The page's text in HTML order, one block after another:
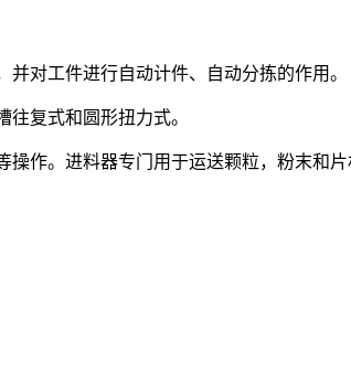
对工件进行自动计件、自动分拣的作用。
复式和圆形扭力式。
作。进料器专门用于运送颗粒，粉末和片